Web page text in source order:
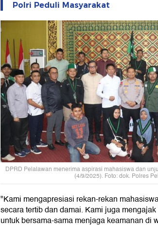
Polri Peduli Masyarakat
DPRD Pelalawan menerima aspirasi mahasiswa dan
(4/9/2025). Foto: dok. Polres
"Kami mengapresiasi rekan-rekan
secara tertib dan damai. Kami juga
untuk bersama-sama menjaga keamanan di